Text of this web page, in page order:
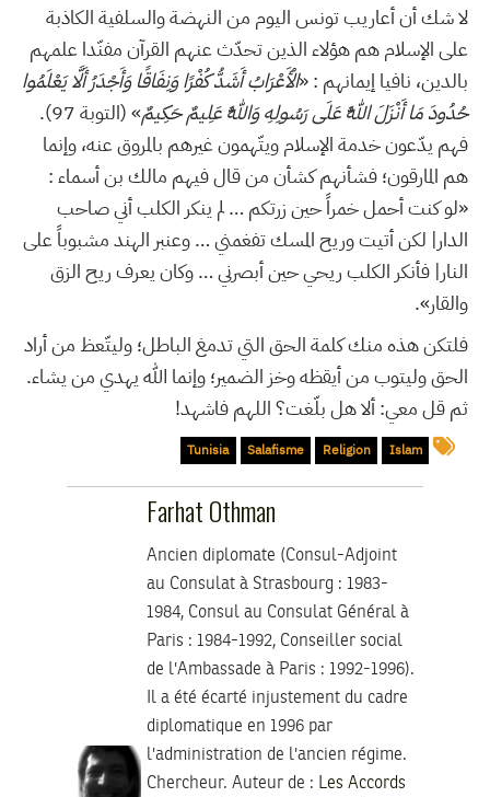
لا شك أن أعاريب تونس اليوم من النهضة والسلفية الكاذبة
على الإسلام هم هؤلاء الذين تحدّث عنهم القرآن مفنّدا علمهم
بالدين، نافيا إيمانهم : «الْأَعْرَابُ أَشَدُّ كُفْرًا وَنِفَاقًا وَأَجْدَرُ أَلَّا يَعْلَمُوا
حُدُودَ مَا أَنْزَلَ اللَّهُ عَلَى رَسُولِهِ وَاللَّهُ عَلِيمٌ حَكِيمٌ
» (التوبة 97).
فهم يدّعون خدمة الإسلام ويتّهمون غيرهم بالمروق عنه، وإنما
هم المارقون؛ فشأنهم كشأن من قال فيهم مالك بن أسماء :
«لو كنت أحمل خمراً حين زرتكم … لم ينكر الكلب أني صاحب
الدار| لكن أتيت وريح المسك تفغمني … وعنبر الهند مشبوباً على
النار| فأنكر الكلب ريحي حين أبصرني … وكان يعرف ريح الزق
والقار».
فلتكن هذه منك كلمة الحق التي تدمغ الباطل؛ وليتّعظ من أراد
الحق وليتوب من أيقظه وخز الضمير؛ وإنما الله يهدي من يشاء.
ثم قل معي: ألا هل بلّغت؟ اللهم فاشهد!
Islam
Religion
Salafisme
Tunisia
Farhat Othman
Ancien diplomate (Consul-Adjoint
au Consulat à Strasbourg : 1983-
1984, Consul au Consulat Général à
Paris : 1984-1992, Conseiller social
de l'Ambassade à Paris : 1992-1996).
Il a été écarté injustement du cadre
diplomatique en 1996 par
l'administration de l'ancien régime.
Chercheur. Auteur de : Les Accords